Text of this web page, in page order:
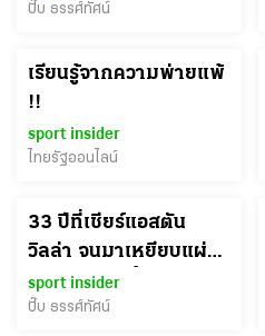
ปั๊บ ธรรศ์ทัศน์
เรียนรู้จากความพ่ายแพ้
!!
sport insider
ไทยรัฐออนไลน์
33 ปีที่เชียร์แอสตัน
วิลล่า จนมาเหยียบแผ่น
ดินไทย ชีวิตนี้ของ "เต๊ะ"
เปลี่ยนความฝันเป็น
sport insider
ปั๊บ ธรรศ์ทัศน์